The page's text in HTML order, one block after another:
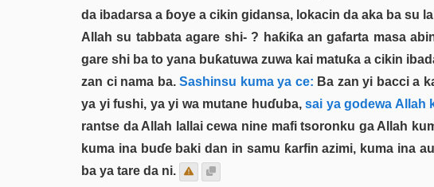
da ibadarsa a ɓoye a cikin gidansa, lokacin da aka ba su
Allah su tabbata agare shi- ? haƙiƙa an gafarta masa
gare shi ba to yana buƙatuwa zuwa kai matuƙa a cikin
zan ci nama ba.Sashinsu kuma ya ce: Ba zan yi bacci a
ya yi fushi, ya yi wa mutane huɗuba,sai ya godewa Allah
rantse da Allah lallai cewa nine mafi tsoronku ga Allah
kuma ina buɗe baki dan in samu ƙarfin azimi, kuma ina
ba ya tare da ni.